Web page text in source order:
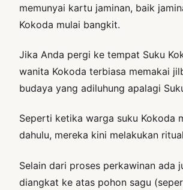
memunyai kartu jaminan, baik
Kokoda mulai bangkit.
Jika Anda pergi ke tempat Suku
wanita Kokoda terbiasa memakai
budaya yang adiluhung apalagi
Seperti ketika warga suku Kokoda
dahulu, mereka kini melakukan
Selain dari proses perkawinan ada
diangkat ke atas pohon sagu